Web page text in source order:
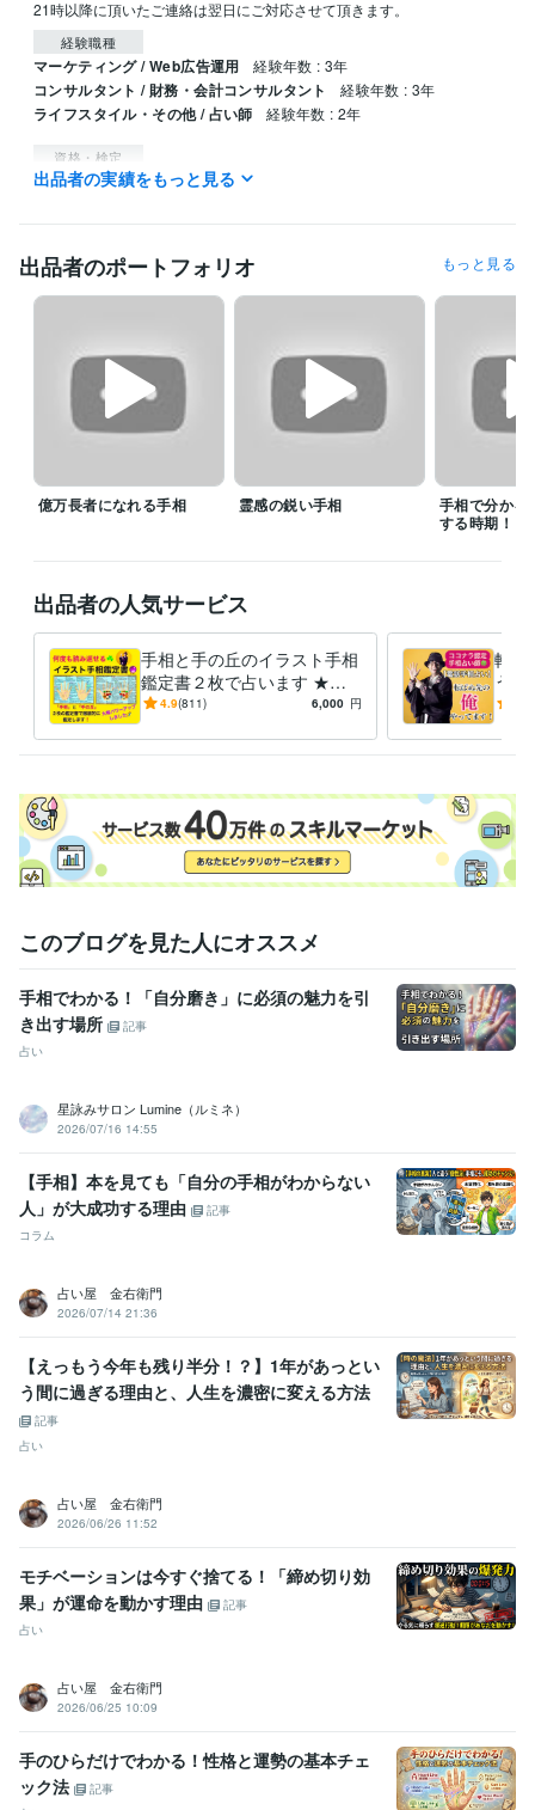
21時以降に頂いたご連絡は翌日にご対応させて頂きます。
経験職種
マーケティング / Web広告運用 経験年数 : 3年
コンサルタント / 財務・会計コンサルタント 経験年数 : 3年
ライフスタイル・その他 / 占い師 経験年数 : 2年
資格・検定
税理士科目合格「財務諸表論」
Excel:10年Google サイト:10年Google スプレッドシート:5年
Word:10年勘定奉行:1年弥生会計:3年
手相:2年ルノルマンカード:0年 数秘術:0年
得意分野
手相鑑定 数秘術
大原簿記学校 2013年3月 ~ 2015年2月
出品者の実績をもっと見る
出品者のポートフォリオ もっと見る
億万長者になれる手相 霊感の鋭い手相
手相で分かる
する時期！
出品者の人気サービス
手相と手の丘のイラスト手相
鑑定書２枚で占います ★一
目で分かる★適性、才能、仕
4.9(811) 6,000 円
転ば
う手
間で
このブログを見た人にオススメ
手相でわかる！「自分磨き」に必須の魅力を引
き出す場所
記事
占い
星詠みサロン Lumine（ルミネ）
2026/07/16 14:55
【手相】本を見ても「自分の手相がわからない
人」が大成功する理由
記事
コラム
占い屋 金右衛門
2026/07/14 21:36
【えっもう今年も残り半分！？】1年があっとい
う間に過ぎる理由と、人生を濃密に変える方法
記事
占い
占い屋 金右衛門
2026/06/26 11:52
モチベーションは今すぐ捨てる！「締め切り効
果」が運命を動かす理由
記事
占い
占い屋 金右衛門
2026/06/25 10:09
手のひらだけでわかる！性格と運勢の基本チェ
ック法
記事